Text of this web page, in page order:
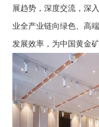
展趋势，深度交流，深
业全产业链向绿色、高
发展效率，为中国黄金